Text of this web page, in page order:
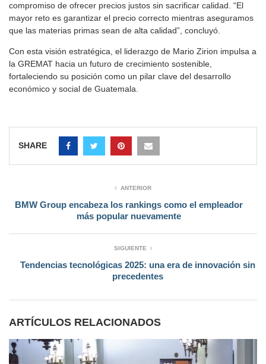
compromiso de ofrecer precios justos sin sacrificar calidad. “El
mayor reto es garantizar el precio correcto mientras aseguramos
que las materias primas sean de alta calidad”, concluyó.
Con esta visión estratégica, el liderazgo de Mario Zirion impulsa a
la GREMAT hacia un futuro de crecimiento sostenible,
fortaleciendo su posición como un pilar clave del desarrollo
económico y social de Guatemala.
SHARE
ANTERIOR
BMW Group encabeza los rankings como el empleador
más popular nuevamente
SIGUIENTE
Tendencias tecnológicas 2025: una era de innovación sin
precedentes
ARTÍCULOS RELACIONADOS